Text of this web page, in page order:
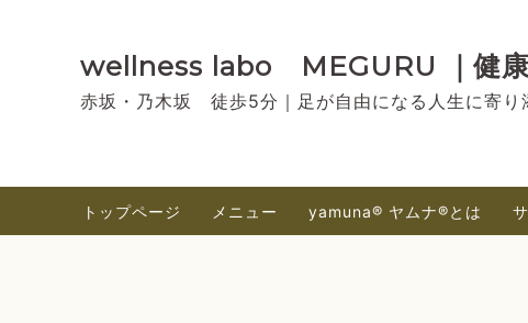
wellness labo MEGURU ｜健康
赤坂・乃木坂 徒歩5分｜足が自由になる人生に寄
トップページ メニュー yamuna®︎ ヤムナ®とは